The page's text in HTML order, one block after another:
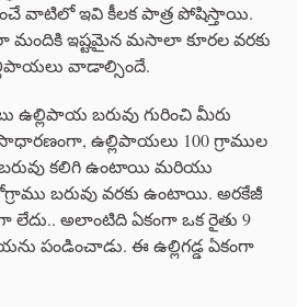
వాటిలో ఇవి కీలక పాత్ర పోషిస్తాయి.
మందికి ఇష్టమైన మసాలా కూరల వరకు
వాడాల్సిందే.
బరువు గురించి మీరు
ఉల్లిపాయలు 100 గ్రాముల
బరువు కలిగి ఉంటాయి మరియు
బరువు వరకు ఉంటాయి. అరకేజీ
లేదు.. అలాంటిది ఏకంగా ఒక రైతు 9
పండించాడు. ఈ ఉల్లిగడ్డ ఏకంగా